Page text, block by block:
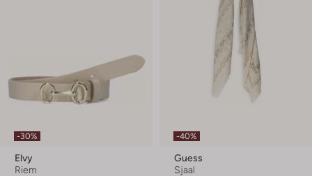
-30%
Elvy
Riem
-40%
Guess
Sjaal